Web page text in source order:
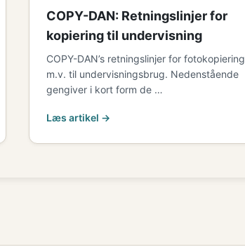
COPY-DAN: Retningslinjer for
kopiering til undervisning
COPY-DAN’s retningslinjer for fotokopiering
m.v. til undervisningsbrug. Nedenstående
gengiver i kort form de …
Læs artikel →